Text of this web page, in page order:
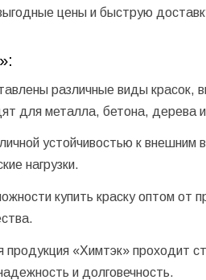
цены и быструю
различные виды красок,
для металла, бетона, дерева
устойчивостью к внешним
нагрузки.
купить краску оптом от
продукция «Химтэк» проходит
и долговечность.